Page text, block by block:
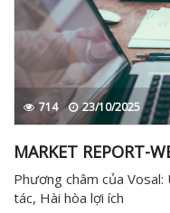
714 23/10/2025
MARKET REPORT-
Phương châm của
tác, Hài hòa lợi ích